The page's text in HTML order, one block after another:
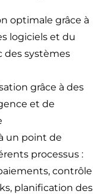
optimale grâce à
logiciels et du
des systèmes
grâce à des
et de
un point de
processus :
contrôle
planification des